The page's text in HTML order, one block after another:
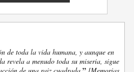
de toda la vida humana, y aunque en
revela a menudo toda su miseria, sigue